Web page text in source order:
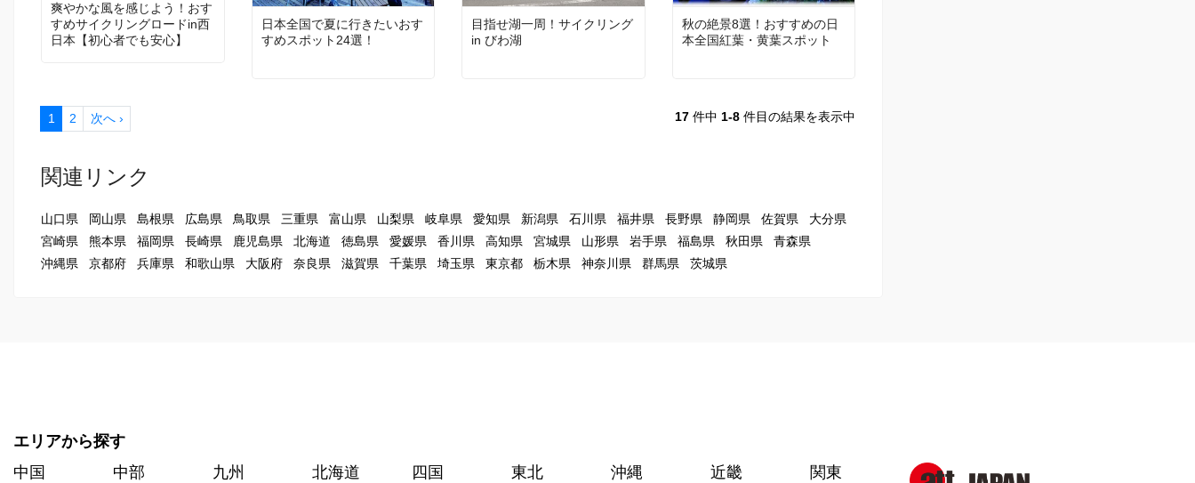
爽やかな風を感じよう！おす
すめサイクリングロードin西
日本【初心者でも安心】
日本全国で夏に行きたいおす
すめスポット24選！
目指せ湖一周！サイクリング
in びわ湖
秋の絶景8選！おすすめの日
本全国紅葉・黄葉スポット
1 2 次へ › 17 件中 1-8 件目の結果を表示中
関連リンク
山口県 岡山県 島根県 広島県 鳥取県 三重県 富山県 山梨県 岐阜県 愛知県 新潟県 石川県 福井県 長野県 静岡県 佐賀県
大分県
宮崎県
熊本県 福岡県 長崎県 鹿児島県 北海道 徳島県 愛媛県 香川県 高知県 宮城県 山形県 岩手県 福島県 秋田県
青森県
沖縄県
京都府 兵庫県 和歌山県 大阪府 奈良県 滋賀県 千葉県 埼玉県 東京都 栃木県 神奈川県 群馬県 茨城県
エリアから探す
中国
中部 九州 北海道 四国 東北 沖縄 近畿 関東